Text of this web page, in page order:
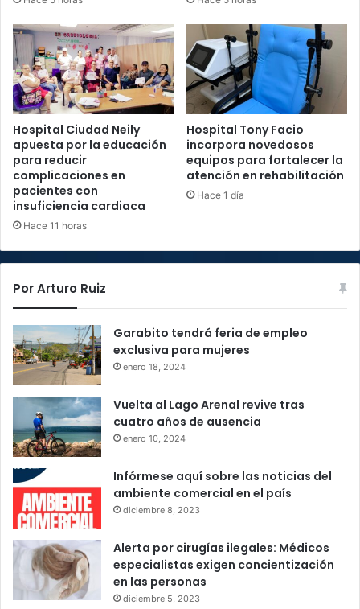
Hospital Ciudad Neily
apuesta por la educación
para reducir
complicaciones en
pacientes con
insuficiencia cardiaca
Hace 11 horas
Hospital Tony Facio
incorpora novedosos
equipos para fortalecer la
atención en rehabilitación
Hace 1 día
Por Arturo Ruiz
Garabito tendrá feria de empleo
exclusiva para mujeres
enero 18, 2024
Vuelta al Lago Arenal revive tras
cuatro años de ausencia
enero 10, 2024
Infórmese aquí sobre las noticias del
ambiente comercial en el país
diciembre 8, 2023
Alerta por cirugías ilegales: Médicos
especialistas exigen concientización
en las personas
diciembre 5, 2023